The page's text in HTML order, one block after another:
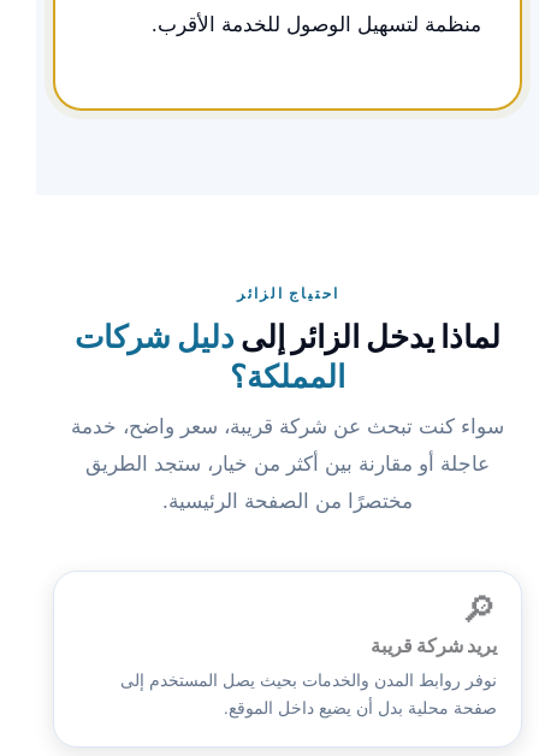
منظمة لتسهيل الوصول للخدمة الأقرب.
احتياج الزائر
لماذا يدخل الزائر إلىدليل شركات
المملكة؟
سواء كنت تبحث عن شركة قريبة، سعر واضح، خدمة
عاجلة أو مقارنة بين أكثر من خيار، ستجد الطريق
مختصرًا من الصفحة الرئيسية.
🔎
يريد شركة قريبة
نوفر روابط المدن والخدمات بحيث يصل المستخدم إلى
صفحة محلية بدل أن يضيع داخل الموقع.